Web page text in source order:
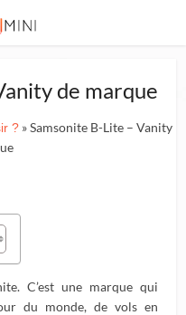
de marque
?» Samsonite B-Lite – Vanity
C’est une marque qui
du monde, de vols en